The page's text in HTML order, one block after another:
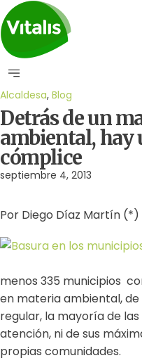
Alcaldesa, Blog
Detrás de un
ambiental, hay
cómplice
septiembre 4, 2013
Por Diego Díaz Martín (*)
menos 335 municipios
en materia ambiental,
regular, la mayoría de
atención, ni de sus
propias comunidades.